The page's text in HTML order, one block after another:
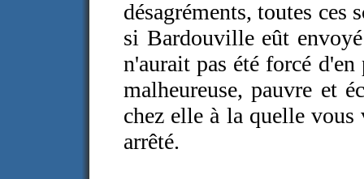
désagréments, toutes ces
si Bardouville eût
n'aurait pas été forcé
malheureuse, pauvre et
chez elle à la quelle
arrêté.